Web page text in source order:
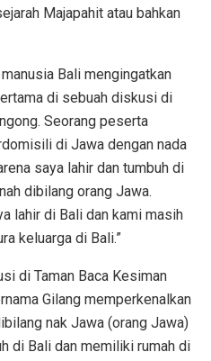
Majapahit atau bahkan
Bali mengingatkan
di sebuah diskusi di
Seorang peserta
di Jawa dengan nada
saya lahir dan tumbuh di
dibilang orang Jawa.
lahir di Bali dan kami masih
keluarga di Bali.”
di Taman Baca Kesiman
Gilang memperkenalkan
nak Jawa (orang Jawa)
di Bali dan memiliki rumah di